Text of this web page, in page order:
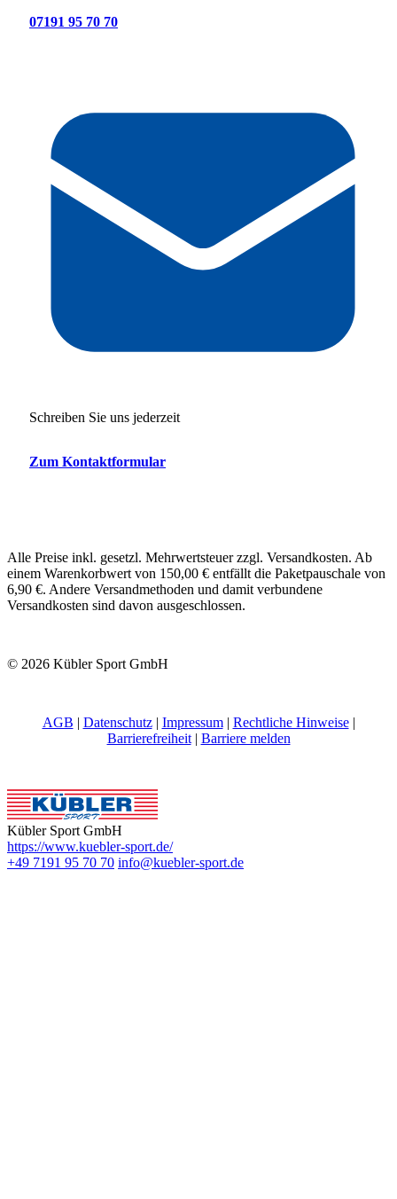
07191 95 70 70
Schreiben Sie uns jederzeit
Zum Kontaktformular
Alle Preise inkl. gesetzl. Mehrwertsteuer zzgl. Versandkosten. Ab
einem Warenkorbwert von 150,00 € entfällt die Paketpauschale von
6,90 €. Andere Versandmethoden und damit verbundene
Versandkosten sind davon ausgeschlossen.
© 2026 Kübler Sport GmbH
AGB | Datenschutz| Impressum| Rechtliche Hinweise|
Barrierefreiheit| Barriere melden
Kübler Sport GmbH
https://www.kuebler-sport.de/
+49 7191 95 70 70 info@kuebler-sport.de